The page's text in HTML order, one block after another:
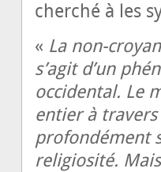
cherché à les
« La non-
s’agit d’un
occidental. Le
entier à
profondément
religiosité.